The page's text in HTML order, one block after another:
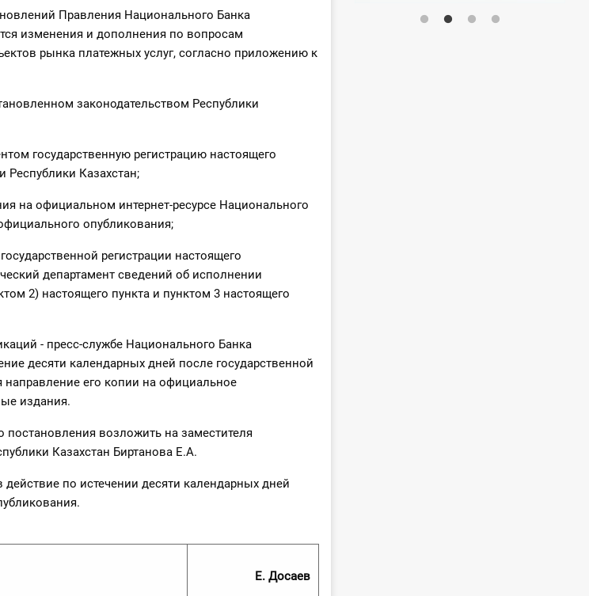
Правления Национального Банка
изменения и дополнения по вопросам
рынка платежных услуг, согласно приложению к
законодательством Республики
государственную регистрацию настоящего
Республики Казахстан;
на официальном интернет-ресурсе Национального
опубликования;
регистрации настоящего
департамент сведений об исполнении
2) настоящего пункта и пунктом 3 настоящего
- пресс-службе Национального Банка
десяти календарных дней после государственной
направление его копии на официальное
издания.
возложить на заместителя
Казахстан Биртанова Е.А.
по истечении десяти календарных дней
Е. Досаев